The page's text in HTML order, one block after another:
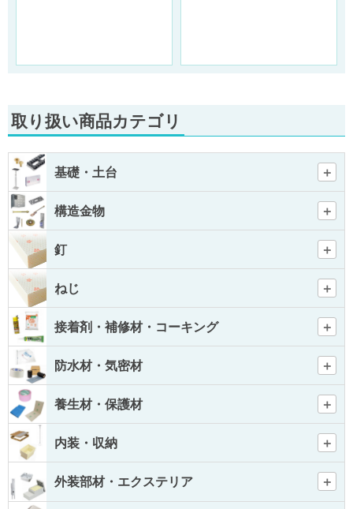
取り扱い商品カテゴリ
基礎・土台
構造金物
釘
ねじ
接着剤・補修材・コーキング
防水材・気密材
養生材・保護材
内装・収納
外装部材・エクステリア